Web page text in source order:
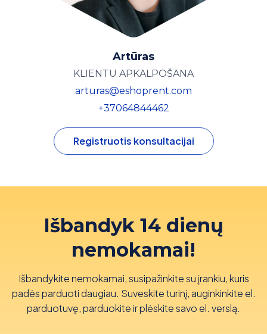
Artūras
KLIENTU APKALPOŠANA
arturas@eshoprent.com
+37064844462
Registruotis konsultacijai
Išbandyk 14 dienų
nemokamai!
Išbandykite nemokamai, susipažinkite su įrankiu, kuris
padės parduoti daugiau. Suveskite turinį, auginkinkite el.
parduotuvę, parduokite ir plėskite savo el. verslą.